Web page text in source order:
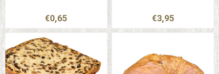
€0,65 €3,95